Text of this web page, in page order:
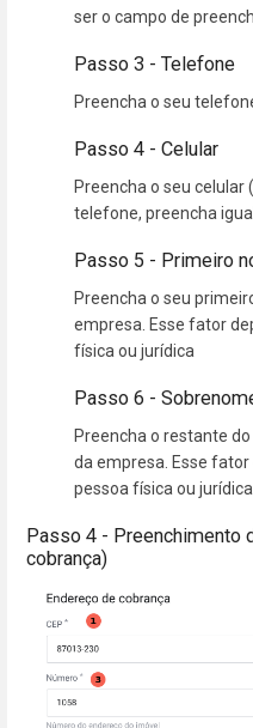
ser o campo de
Passo 3 - Telefone
Preencha o seu
Passo 4 - Celular
Preencha o seu
telefone, preencha
Passo 5 - Primeiro
Preencha o seu
empresa. Esse fator
física ou jurídica
Passo 6 -
Preencha o restante
da empresa. Esse
pessoa física ou jurídica
Passo 4 - Preenchimento
cobrança)